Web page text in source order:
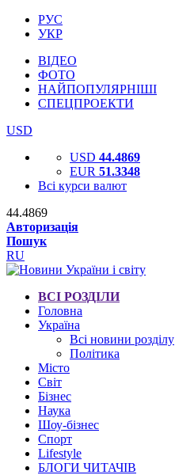
РУС
УКР
ВІДЕО
ФОТО
НАЙПОПУЛЯРНІШІ
СПЕЦПРОЕКТИ
USD
USD 44.4869
EUR 51.3348
Всі курси валют
44.4869
Авторизація
Пошук
RU
ВСІ РОЗДІЛИ
Головна
Україна
Всі новини розділу
Політика
Місто
Світ
Бізнес
Наука
Шоу-бізнес
Спорт
Lifestyle
БЛОГИ ЧИТАЧІВ